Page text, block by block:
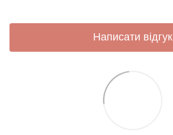
Написати відгук